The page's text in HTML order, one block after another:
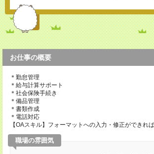
お仕事の概要
＊勤怠管理
＊給与計算サポート
＊社会保険手続き
＊備品管理
＊書類作成
＊電話対応
【OAスキル】フォーマットへの入力・修正ができれば
職場の雰囲気